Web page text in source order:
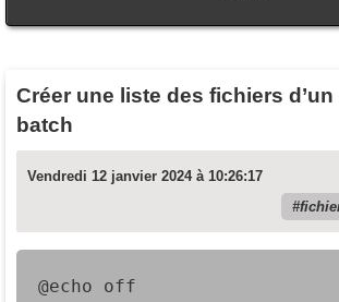
Créer une liste des fichiers
batch
Vendredi 12 janvier 2024 à 10:26:17
@echo off